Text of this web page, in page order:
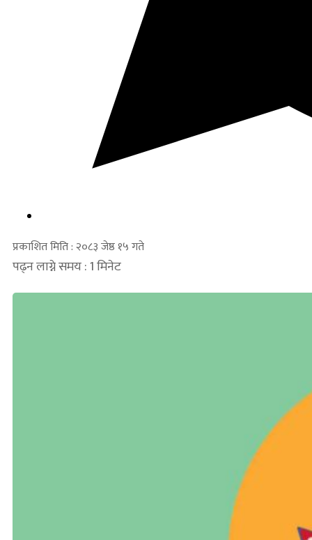
प्रकाशित मिति : २०८३ जेष्ठ १५ गते
पढ्न लाग्ने समय : 1 मिनेट